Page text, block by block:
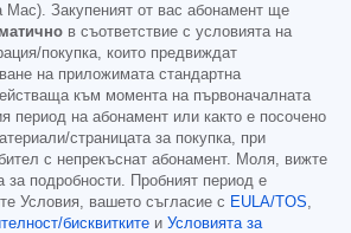
Mac). Закупеният от вас абонамент ще
в съответствие с условията на
покупка, които предвиждат
на приложимата стандартна
към момента на първоначалната
период на абонамент или както е посочено
страницата за покупка, при
с непрекъснат абонамент. Моля, вижте
за подробности. Пробният период е
Условия, вашето съгласие с EULA/TOS,
бисквитките и Условията за